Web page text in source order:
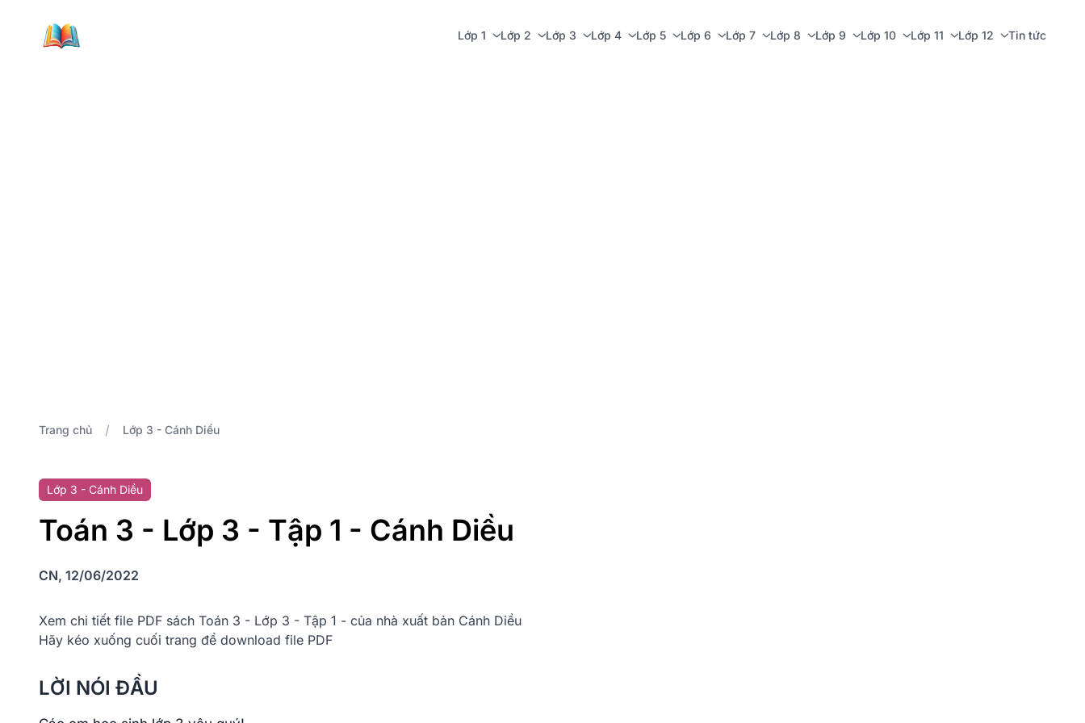
Lớp 1 Lớp 2 Lớp 3 Lớp 4 Lớp 5 Lớp 6 Lớp 7 Lớp 8 Lớp 9 Lớp 10 Lớp 11 Lớp 12 Tin tức
Trang chủ / Lớp 3 - Cánh Diều
Lớp 3 - Cánh Diều
Toán 3 - Lớp 3 - Tập 1 - Cánh Diều
CN, 12/06/2022
Xem chi tiết file PDF sách Toán 3 - Lớp 3 - Tập 1 - của nhà xuất bản Cánh Diều
Hãy kéo xuống cuối trang để download file PDF
LỜI NÓI ĐẦU